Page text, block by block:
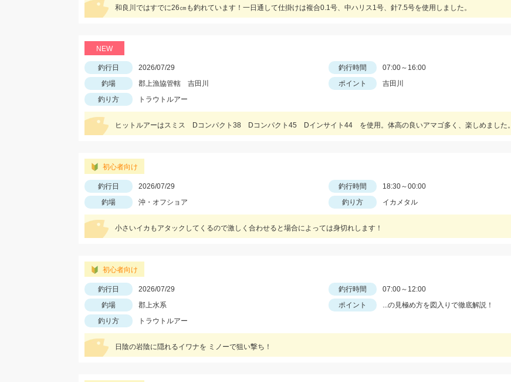
和良川ではすでに26㎝も釣れています！一日通して仕掛けは複合0.1号、中ハリス1号、針7.5号を使用しました。
NEW
釣行日 2026/07/29 釣行時間
07:00～16:00
釣場
郡上漁協管轄 吉田川 ポイント
吉田川
釣り方
トラウトルアー
ヒットルアーはスミス Dコンパクト38 Dコンパクト45 Dインサイト44 を使用。体高の良いアマゴ多く、楽しめました。
初心者向け
釣行日 2026/07/29 釣行時間
18:30～00:00
釣場
沖・オフショア 釣り方 イカメタル
小さいイカもアタックしてくるので激しく合わせると場合によっては身切れします！
初心者向け
釣行日 2026/07/29 釣行時間
07:00～12:00
釣場
郡上水系 ポイント
...の見極め方を図入りで徹底解説！
釣り方
トラウトルアー
日陰の岩陰に隠れるイワナを ミノーで狙い撃ち！